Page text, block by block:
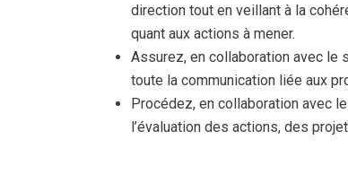
direction tout en veillant à la
quant aux actions à mener.
Assurez, en collaboration avec le
toute la communication liée aux
Procédez, en collaboration avec
l’évaluation des actions, des